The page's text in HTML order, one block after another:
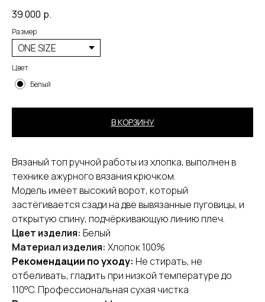
39 000 р.
Размер
Цвет
Белый
В КОРЗИНУ
Вязаный топ ручной работы из хлопка, выполнен в
технике ажурного вязания крючком.
Модель имеет высокий ворот, который
застёгивается сзади на две вывязанные пуговицы, и
открытую спину, подчёркивающую линию плеч.
Цвет изделия: Белый
Материал изделия: Хлопок 100%
Рекомендации по уходу: Не стирать, не
отбеливать, гладить при низкой температуре до
110°C. Профессиональная сухая чистка
[ ПОКУПАТЕЛЯМ ]
Оплата и доставка
Обмен и возврат
Контакты
Публичная оферта